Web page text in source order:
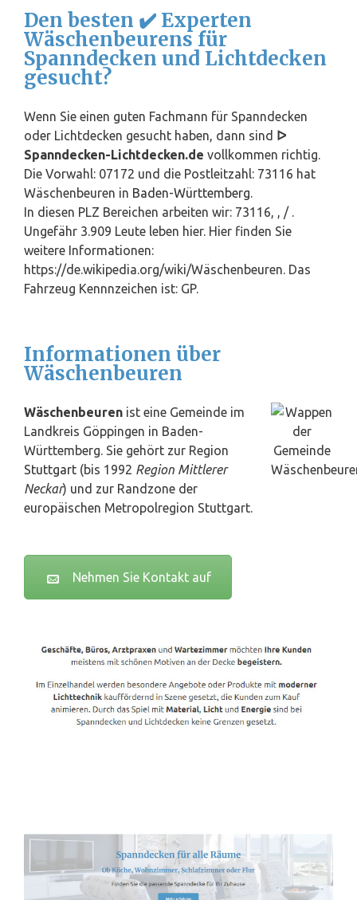
Den besten ✔️ Experten
Wäschenbeurens für
Spanndecken und Lichtdecken
gesucht?
Wenn Sie einen guten Fachmann für Spanndecken
oder Lichtdecken gesucht haben, dann sind ᐅ
Spanndecken-Lichtdecken.de vollkommen richtig.
Die Vorwahl: 07172 und die Postleitzahl: 73116 hat
Wäschenbeuren in Baden-Württemberg.
In diesen PLZ Bereichen arbeiten wir: 73116, , / .
Ungefähr 3.909 Leute leben hier. Hier finden Sie
weitere Informationen:
https://de.wikipedia.org/wiki/Wäschenbeuren. Das
Fahrzeug Kennnzeichen ist: GP.
Informationen über
Wäschenbeuren
Wäschenbeuren ist eine Gemeinde im
Landkreis Göppingen in Baden-
Württemberg. Sie gehört zur Region
Stuttgart (bis 1992 Region Mittlerer
Neckar) und zur Randzone der
europäischen Metropolregion Stuttgart.
Nehmen Sie Kontakt auf